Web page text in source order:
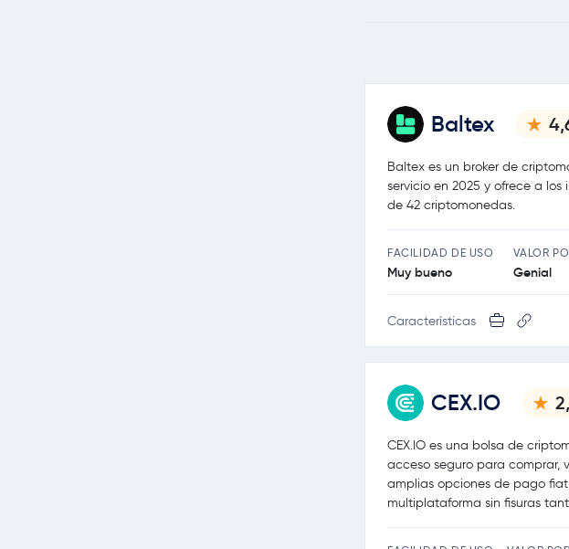
Baltex
Baltex es un broker de
servicio en 2025 y ofrece a
de 42 criptomonedas.
FACILIDAD DE USO
Muy bueno
VALOR
Genial
Características
CEX.IO
CEX.IO es una bolsa de
acceso seguro para comprar,
amplias opciones de pago
multiplataforma sin fisuras